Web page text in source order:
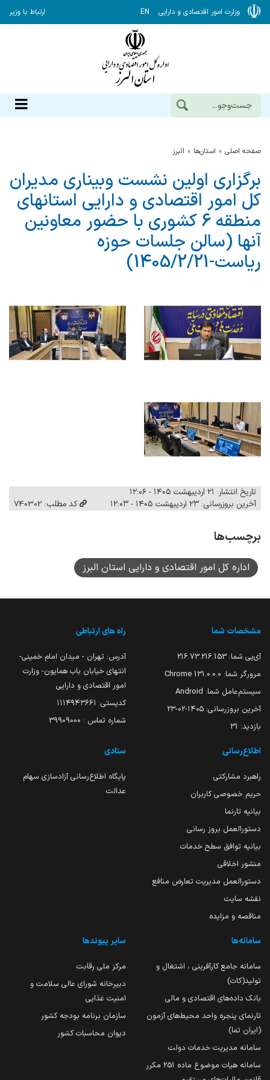
وزارت امور اقتصادی و دارایی EN ارتباط با وزیر
صفحه اصلی استان‌ها البرز
برگزاری اولین نشست وبیناری مدیران
کل امور اقتصادی و دارایی استانهای
منطقه 6 کشوری با حضور معاونین
آنها (سالن جلسات حوزه
ریاست-1405/2/21)
تاریخ انتشار: ۲۱ اردیبهشت ۱۴۰۵ - ۱۲:۰۶
آخرین بروزرسانی: ۲۳ اردیبهشت ۱۴۰۵ - ۱۲:۰۳
کد مطلب: 740302
برچسب‌ها
اداره کل امور اقتصادی و دارایی استان البرز
مشخصات شما
آی‌پی شما: 216.73.216.153
مرورگر شما: 131.0.0.0 Chrome
سیستم‌عامل شما: Android
آخرین بروزرسانی: ۱۴۰۵-۰۲-۲۳
بازدید: 31
راه های ارتباطی
آدرس: تهران - میدان امام خمینی-
انتهای خیابان باب همایون- وزارت
امور اقتصادی و دارایی
کدپستی: ۱۱۱۴۹۴۳۶۶۱
شماره تماس : 39909000
اطلاع‌رسانی
راهبرد مشارکتی
حریم خصوصی کاربران
بیانیه تارنما
دستورالعمل بروز رسانی
بیانیه توافق سطح خدمات
منشور اخلاقی
دستورالعمل مدیریت تعارض منافع
نقشه سایت
مناقصه و مزایده
ستادی
پایگاه اطلاع‌رسانی آزادسازی سهام
عدالت
سامانه‌ها
سامانه جامع کارآفرینی ، اشتغال و
تولید(کات)
بانک داده‌های اقتصادی و مالی
تارنمای پنجره واحد محیط‌های آزمون
(ایران تما)
سامانه مدیریت خدمات دولت
سامانه هیات موضوع ماده 251 مکرر
سایر پیوندها
مرکز ملی رقابت
دبیرخانه شورای عالی سلامت و
امنیت غذایی
سازمان برنامه بودجه کشور
دیوان محاسبات کشور